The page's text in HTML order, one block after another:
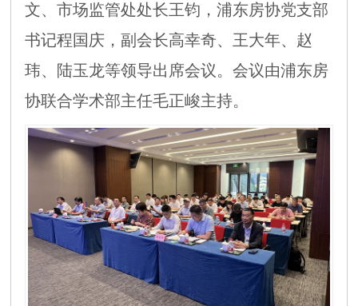
文、 市场监管处处长王钧，浦东房协党支部
书记程国庆，副会长高幸奇、王大年、赵
玮、陆玉龙等领导出席会议。会议由浦东房
协联合学术部主任毛正峻主持。